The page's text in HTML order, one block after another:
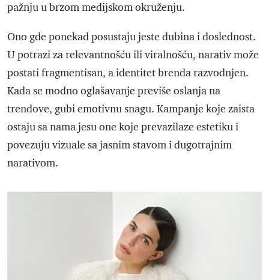
pažnju u brzom medijskom okruženju.
Ono gde ponekad posustaju jeste dubina i doslednost.
U potrazi za relevantnošću ili viralnošću, narativ može
postati fragmentisan, a identitet brenda razvodnjen.
Kada se modno oglašavanje previše oslanja na
trendove, gubi emotivnu snagu. Kampanje koje zaista
ostaju sa nama jesu one koje prevazilaze estetiku i
povezuju vizuale sa jasnim stavom i dugotrajnim
narativom.